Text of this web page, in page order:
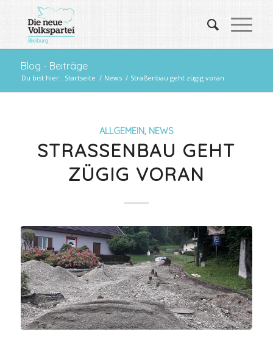
Blog - Beiträge
Du bist hier: Startseite / News / Straßenbau geht zügig voran
ALLGEMEIN, NEWS
STRASSENBAU GEHT Z
ÜGIG VORAN